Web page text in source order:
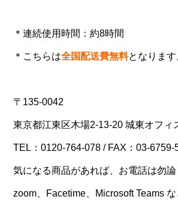
＊連続使用時間：約8時間
＊こちらは全国配送費無料となります
〒135-0042
東京都江東区木場2-13-20 城東オフィ
TEL：0120-764-078 / FAX：03-6759-
気になる商品があれば、お電話は勿論
zoom、Facetime、Microsoft Teams